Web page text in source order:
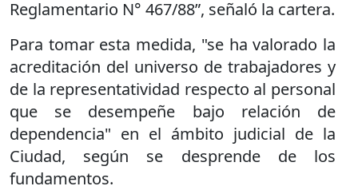
Reglamentario N° 467/88”, señaló la cartera.
Para tomar esta medida, "se ha valorado la
acreditación del universo de trabajadores y
de la representatividad respecto al personal
que se desempeñe bajo relación de
dependencia" en el ámbito judicial de la
Ciudad, según se desprende de los
fundamentos.